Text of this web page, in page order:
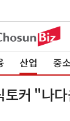
산업 중
커 "나